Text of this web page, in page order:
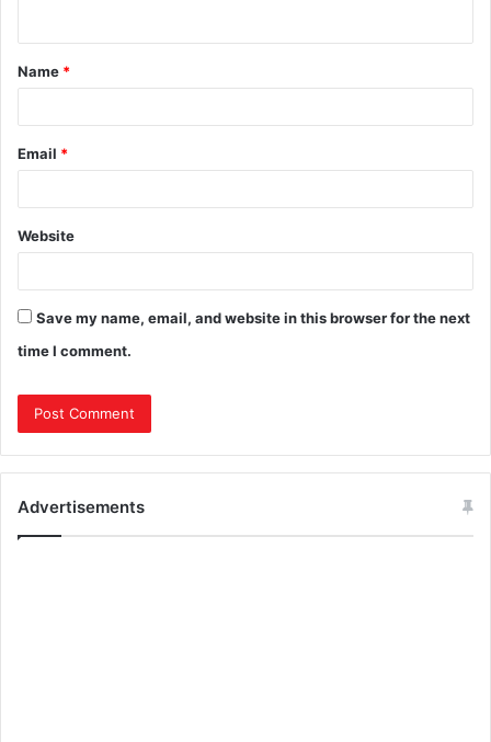
Name *
Email *
Website
Save my name, email, and website in this browser for the next
time I comment.
Advertisements